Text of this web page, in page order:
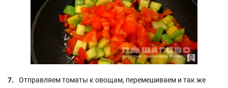
Отправляем томаты к овощам, перемешиваем и так же